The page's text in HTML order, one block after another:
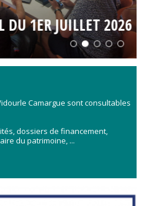
DU 1ER JUILLET 2026
slide
Camargue sont consultables
dossiers de financement,
du patrimoine, ...